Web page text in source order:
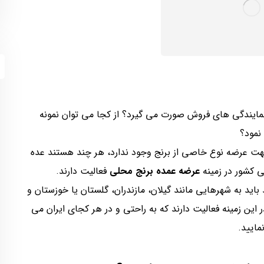
های فروش صورت می گیرد؟ از کجا می توان نمونه
جهت عرضه نوع خاصی از برنج وجود ندارد، هر چند هستند عده
در زمینه عرضه عمده برنج محلی فعالیت دارند.
به شهرهایی مانند گیلان، مازندران، گلستان یا خوزستان و
این زمینه فعالیت دارند که به راحتی و در هر کجای ایران می